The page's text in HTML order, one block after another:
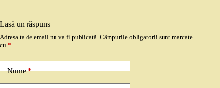
Lasă un răspuns
Adresa ta de email nu va fi publicată. Câmpurile obligatorii sunt marcate
cu *
Nume*